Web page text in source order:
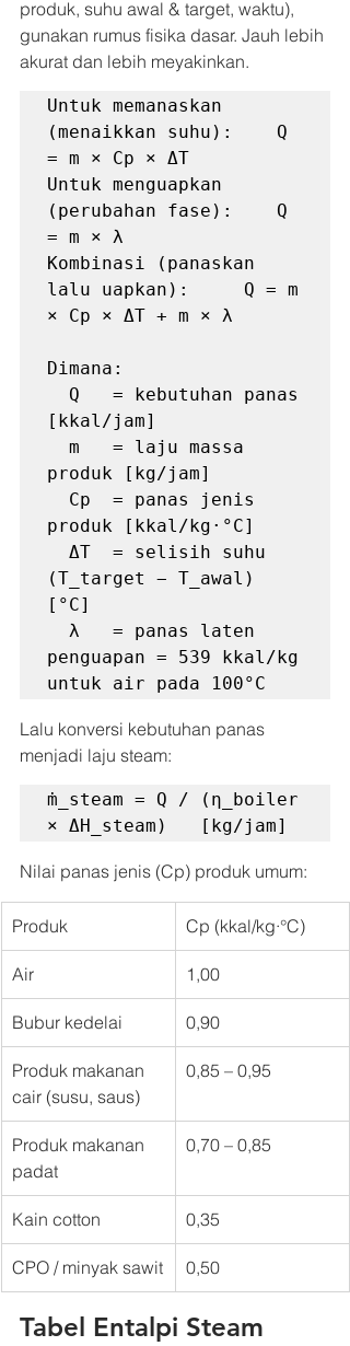
produk, suhu awal & target, waktu),
gunakan rumus fisika dasar. Jauh lebih
akurat dan lebih meyakinkan.
Untuk memanaskan
(menaikkan suhu):    Q
= m × Cp × ΔT
Untuk menguapkan
(perubahan fase):    Q
= m × λ
Kombinasi (panaskan
lalu uapkan):     Q = m
× Cp × ΔT + m × λ
Dimana:
Q   = kebutuhan panas
[kkal/jam]
m   = laju massa
produk [kg/jam]
Cp  = panas jenis
produk [kkal/kg·°C]
ΔT  = selisih suhu
(T_target − T_awal)
[°C]
λ   = panas laten
penguapan = 539 kkal/kg
untuk air pada 100°C
Lalu konversi kebutuhan panas
menjadi laju steam:
ṁ_steam = Q / (η_boiler
× ΔH_steam)   [kg/jam]
Nilai panas jenis (Cp) produk umum:
Produk Cp (kkal/kg·°C)
Air 1,00
Bubur kedelai 0,90
Produk makanan
cair (susu, saus)
0,85 – 0,95
Produk makanan
padat
0,70 – 0,85
Kain cotton 0,35
CPO / minyak sawit 0,50
Tabel Entalpi Steam